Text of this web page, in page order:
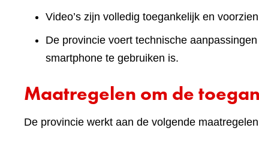
Video’s zijn volledig toegankelijk en
De provincie voert technische
smartphone te gebruiken is.
Maatregelen om de
De provincie werkt aan de volgende